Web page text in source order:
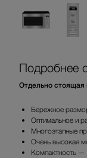
Подробнее
Отдельно стоящая
Бережное
Оптимальное и
Многоэтапные
Очень высокая
Компактность